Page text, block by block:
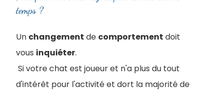
temps ?
Un changement de comportement doit
vous inquiéter.
Si votre chat est joueur et n'a plus du tout
d'intérêt pour l'activité et dort la majorité de